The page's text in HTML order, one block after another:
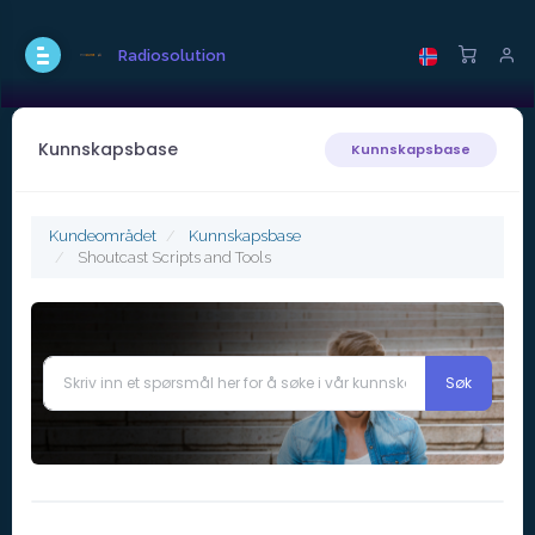
Radiosolution
Kunnskapsbase Kunnskapsbase
Kundeområdet
Kunnskapsbase
Shoutcast Scripts and Tools